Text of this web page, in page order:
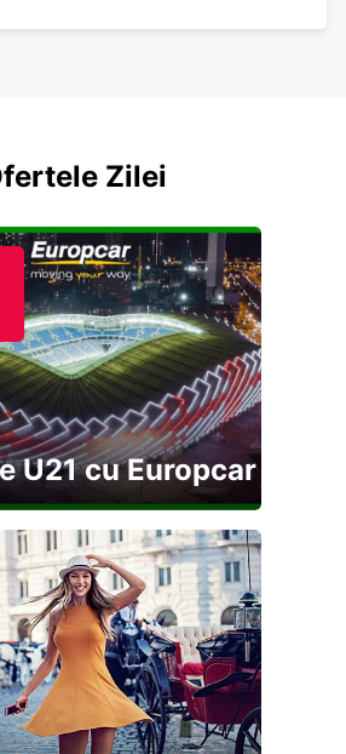
Zilei
U21 cu Europcar